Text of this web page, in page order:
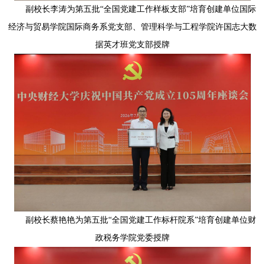
副校长李涛为第五批“全国党建工作样板支部”培育创建单位国际
经济与贸易学院国际商务系党支部、管理科学与工程学院许国志大数
据英才班党支部授牌
副校长蔡艳艳为第五批“全国党建工作标杆院系”培育创建单位财
政税务学院党委授牌